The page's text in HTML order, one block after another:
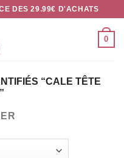
DES 29.99€ D'ACHATS
0
“CALE TÊTE